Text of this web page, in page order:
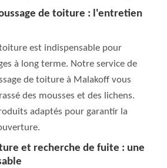
de toiture : l'entretien
est indispensable pour
à long terme. Notre service de
de toiture à Malakoff vous
des mousses et des lichens.
adaptés pour garantir la
et recherche de fuite : une